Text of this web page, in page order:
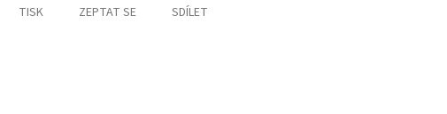
TISK ZEPTAT SE SDÍLET